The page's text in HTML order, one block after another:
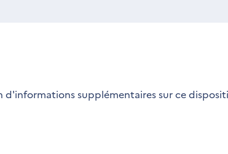
d'informations supplémentaires sur ce